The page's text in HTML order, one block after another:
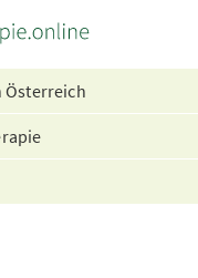
Österreich